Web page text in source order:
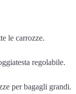
le carrozze.
regolabile.
per bagagli grandi.